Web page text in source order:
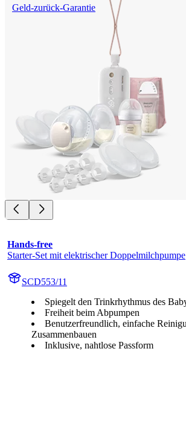
Geld-zurück-Garantie
Hands-free
Starter-Set mit elektrischer Doppelmilchpumpe
SCD553/11
Spiegelt den Trinkrhythmus des
Freiheit beim Abpumpen
Benutzerfreundlich, einfache
Zusammenbauen
Inklusive, nahtlose Passform